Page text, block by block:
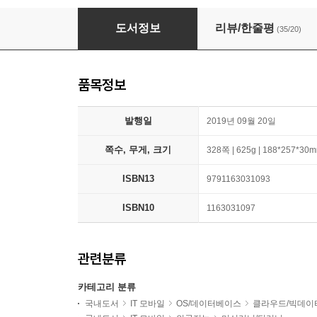
Do it! 딥러닝 입문
도서정보 리뷰/한줄평 (35/20)
품목정보
발행일 2019년 09월 20일
쪽수, 무게, 크기 328쪽 | 625g |
ISBN13 9791163031093
ISBN10 1163031097
관련분류
카테고리 분류
국내도서 IT 모바일 OS/데이터베이스
클라우드/빅데이